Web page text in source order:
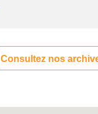
Consultez nos